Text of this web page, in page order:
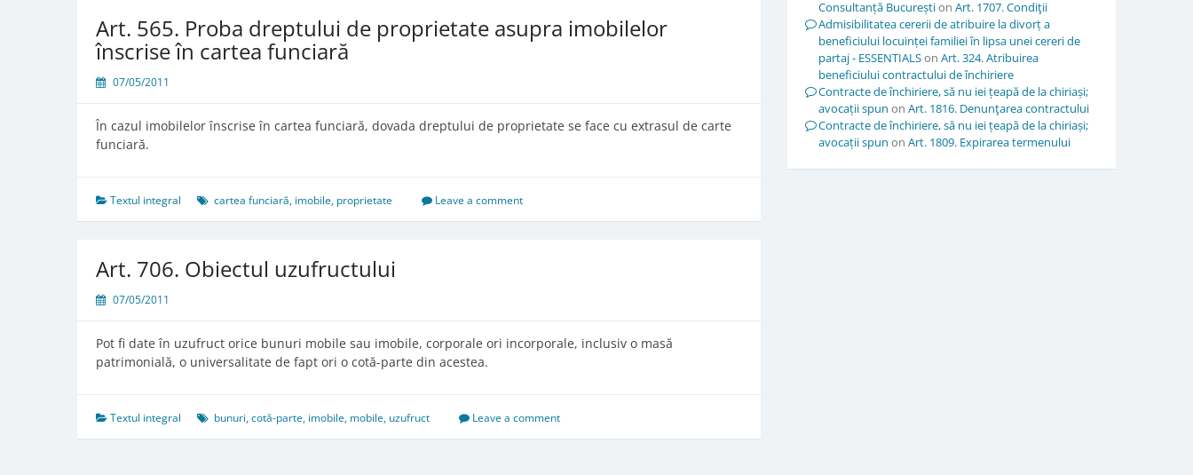
Art. 565. Proba dreptului de proprietate asupra imobilelor
înscrise în cartea funciară
07/05/2011
În cazul imobilelor înscrise în cartea funciară, dovada dreptului de proprietate se face cu extrasul de carte
funciară.
Textul integral cartea funciară, imobile, proprietate Leave a comment
Art. 706. Obiectul uzufructului
07/05/2011
Pot fi date în uzufruct orice bunuri mobile sau imobile, corporale ori incorporale, inclusiv o masă
patrimonială, o universalitate de fapt ori o cotă-parte din acestea.
Textul integral bunuri,cotă-parte, imobile, mobile, uzufruct Leave a comment
Consultanță Bucureștion Art. 1707. Condiţii
Admisibilitatea cererii de atribuire la divorț a
beneficiului locuinței familiei în lipsa unei cereri de
partaj - ESSENTIALSon Art. 324. Atribuirea
beneficiului contractului de închiriere
Contracte de închiriere, să nu iei țeapă de la chiriași;
avocații spun on Art. 1816. Denunţarea contractului
Contracte de închiriere, să nu iei țeapă de la chiriași;
avocații spun on Art. 1809. Expirarea termenului